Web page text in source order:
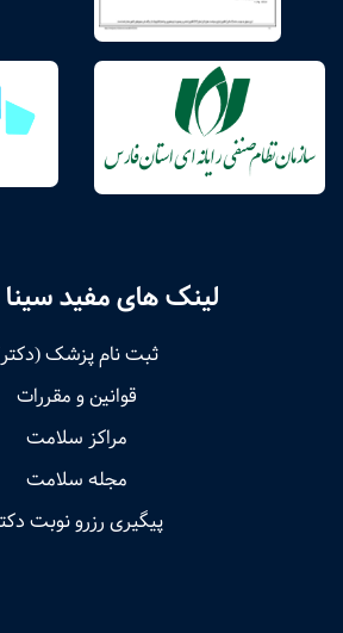
لینک های مفید
ثبت نام پزشک
قوانین و مقررات
مراکز سلامت
مجله سلامت
پیگیری رزرو نوبت